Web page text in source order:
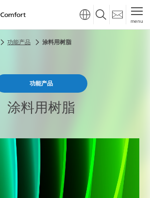
menu
功能产品 涂料用树脂
功能产品
涂料用树脂